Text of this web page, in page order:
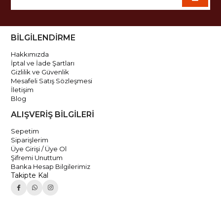
BİLGİLENDİRME
Hakkımızda
İptal ve İade Şartları
Gizlilik ve Güvenlik
Mesafeli Satış Sözleşmesi
İletişim
Blog
ALIŞVERİŞ BİLGİLERİ
Sepetim
Siparişlerim
Üye Girişi / Üye Ol
Şifremi Unuttum
Banka Hesap Bilgilerimiz
Takipte Kal